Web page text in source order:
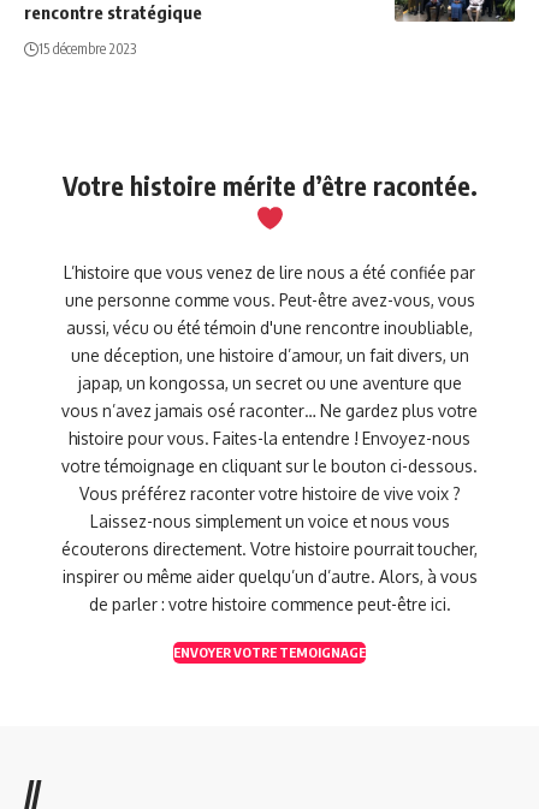
rencontre stratégique
15 décembre 2023
Votre histoire mérite d’être racontée.
L’histoire que vous venez de lire nous a été confiée par
une personne comme vous. Peut-être avez-vous, vous
aussi, vécu ou été témoin d'une rencontre inoubliable,
une déception, une histoire d’amour, un fait divers, un
japap, un kongossa, un secret ou une aventure que
vous n’avez jamais osé raconter… Ne gardez plus votre
histoire pour vous. Faites-la entendre ! Envoyez-nous
votre témoignage en cliquant sur le bouton ci-dessous.
Vous préférez raconter votre histoire de vive voix ?
Laissez-nous simplement un voice et nous vous
écouterons directement. Votre histoire pourrait toucher,
inspirer ou même aider quelqu’un d’autre. Alors, à vous
de parler : votre histoire commence peut-être ici.
ENVOYER VOTRE TEMOIGNAGE
//